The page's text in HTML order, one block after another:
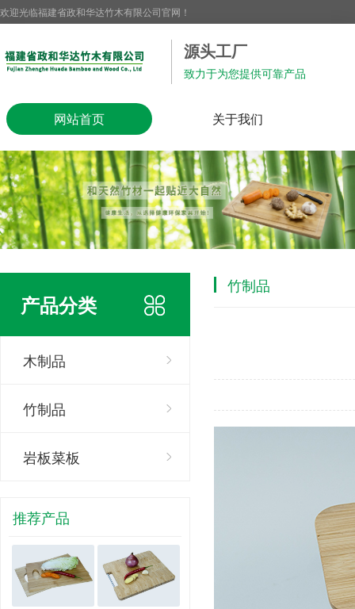
欢迎光临福建省政和华达竹木有限公司官网！
源头工厂
致力于为您提供可靠产品
网站首页 关于我们
产品分类
木制品
竹制品
岩板菜板
推荐产品
竹制品